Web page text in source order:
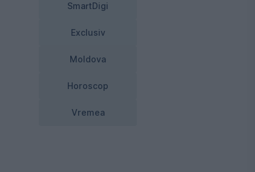
SmartDigi
Exclusiv
Moldova
Horoscop
Vremea